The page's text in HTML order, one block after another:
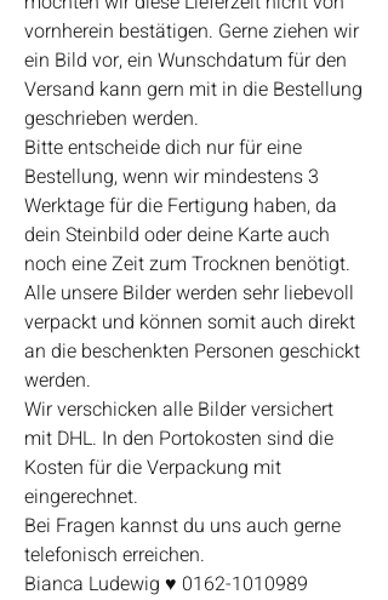
vornherein bestätigen. Gerne ziehen wir
ein Bild vor, ein Wunschdatum für den
Versand kann gern mit in die Bestellung
geschrieben werden.
Bitte entscheide dich nur für eine
Bestellung, wenn wir mindestens 3
Werktage für die Fertigung haben, da
dein Steinbild oder deine Karte auch
noch eine Zeit zum Trocknen benötigt.
Alle unsere Bilder werden sehr liebevoll
verpackt und können somit auch direkt
an die beschenkten Personen geschickt
werden.
Wir verschicken alle Bilder versichert
mit DHL. In den Portokosten sind die
Kosten für die Verpackung mit
eingerechnet.
Bei Fragen kannst du uns auch gerne
telefonisch erreichen.
Bianca Ludewig ♥ 0162-1010989